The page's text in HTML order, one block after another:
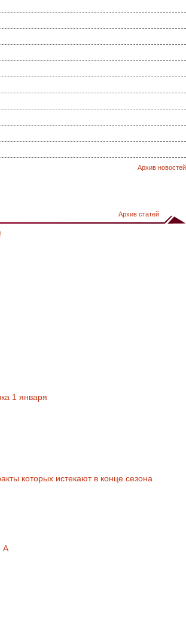
Архив новостей
Архив статей
1 января
которых истекают в конце сезона
А